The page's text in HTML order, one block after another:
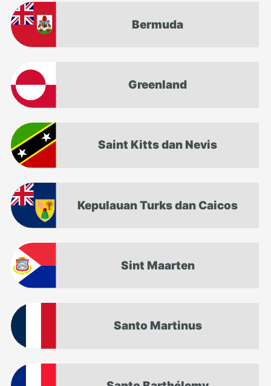
Bermuda
Greenland
Saint Kitts dan Nevis
Kepulauan Turks dan Caicos
Sint Maarten
Santo Martinus